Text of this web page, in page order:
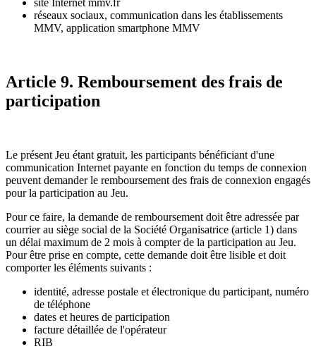
site Internet mmv.fr
réseaux sociaux, communication dans les établissements
MMV, application smartphone MMV
Article 9. Remboursement des frais de
participation
Le présent Jeu étant gratuit, les participants bénéficiant d'une
communication Internet payante en fonction du temps de connexion
peuvent demander le remboursement des frais de connexion engagés
pour la participation au Jeu.
Pour ce faire, la demande de remboursement doit être adressée par
courrier au siège social de la Société Organisatrice (article 1) dans
un délai maximum de 2 mois à compter de la participation au Jeu.
Pour être prise en compte, cette demande doit être lisible et doit
comporter les éléments suivants :
identité, adresse postale et électronique du participant, numéro
de téléphone
dates et heures de participation
facture détaillée de l'opérateur
RIB